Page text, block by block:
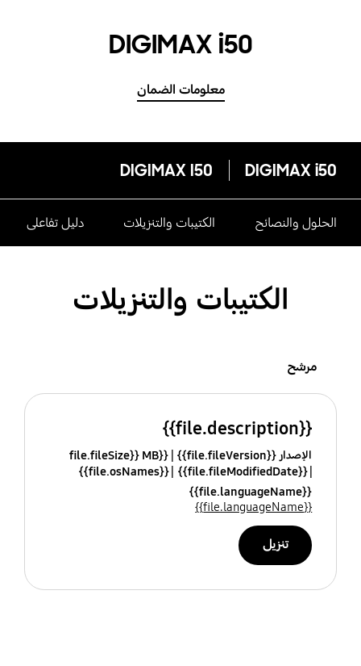
DIGIMAX i50
معلومات الضمان
DIGIMAX i50
DIGIMAX I50
الحلول والنصائح الكتيبات والتنزيلات دليل تفاعلى
الكتيبات والتنزيلات
مرشح
{{file.description}}
الإصدار {{file.fileVersion}}
{{file.fileSize}} MB
{{file.fileModifiedDate}}
{{file.osNames}}
{{file.languageName}}
{{file.languageName}}
تنزيل